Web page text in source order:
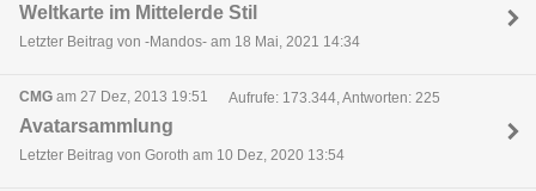
Weltkarte im Mittelerde Stil
Letzter Beitrag von -Mandos- am 18 Mai, 2021 14:34
CMG am 27 Dez, 2013 19:51 Aufrufe: 173.344, Antworten: 225
Avatarsammlung
Letzter Beitrag von Goroth am 10 Dez, 2020 13:54